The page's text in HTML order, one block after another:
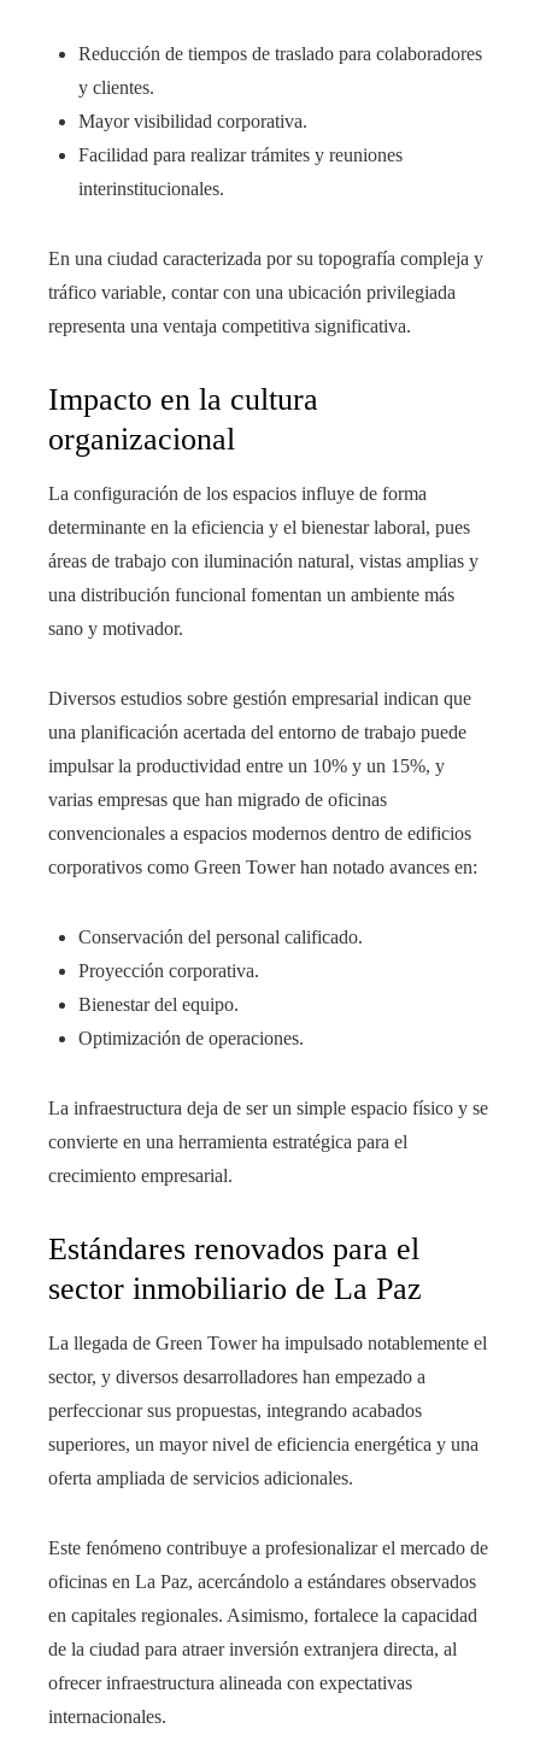
Reducción de tiempos de traslado para colaboradores
y clientes.
Mayor visibilidad corporativa.
Facilidad para realizar trámites y reuniones
interinstitucionales.
En una ciudad caracterizada por su topografía compleja y
tráfico variable, contar con una ubicación privilegiada
representa una ventaja competitiva significativa.
Impacto en la cultura
organizacional
La configuración de los espacios influye de forma
determinante en la eficiencia y el bienestar laboral, pues
áreas de trabajo con iluminación natural, vistas amplias y
una distribución funcional fomentan un ambiente más
sano y motivador.
Diversos estudios sobre gestión empresarial indican que
una planificación acertada del entorno de trabajo puede
impulsar la productividad entre un 10% y un 15%, y
varias empresas que han migrado de oficinas
convencionales a espacios modernos dentro de edificios
corporativos como Green Tower han notado avances en:
Conservación del personal calificado.
Proyección corporativa.
Bienestar del equipo.
Optimización de operaciones.
La infraestructura deja de ser un simple espacio físico y se
convierte en una herramienta estratégica para el
crecimiento empresarial.
Estándares renovados para el
sector inmobiliario de La Paz
La llegada de Green Tower ha impulsado notablemente el
sector, y diversos desarrolladores han empezado a
perfeccionar sus propuestas, integrando acabados
superiores, un mayor nivel de eficiencia energética y una
oferta ampliada de servicios adicionales.
Este fenómeno contribuye a profesionalizar el mercado de
oficinas en La Paz, acercándolo a estándares observados
en capitales regionales. Asimismo, fortalece la capacidad
de la ciudad para atraer inversión extranjera directa, al
ofrecer infraestructura alineada con expectativas
internacionales.